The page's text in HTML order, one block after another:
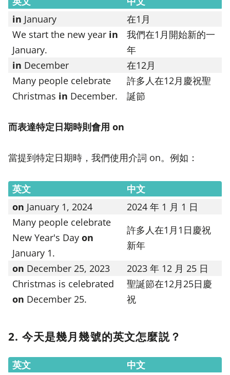
in January
在1月
We start the new year in
January.
我們在1月開始新的一
年
in December
在12月
Many people celebrate
Christmas in December.
許多人在12月慶祝聖
誕節
而表達特定日期時則會用 on
當提到特定日期時，我們使用介詞 on。例如：
英文
中文
on January 1, 2024
2024 年 1 月 1 日
Many people celebrate
New Year's Day on
January 1.
許多人在1月1日慶祝
新年
on December 25, 2023
2023 年 12 月 25 日
Christmas is celebrated
on December 25.
聖誕節在12月25日慶
祝
2. 今天是幾月幾號的英文怎麼説？
英文
中文